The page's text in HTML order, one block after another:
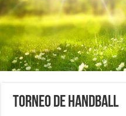
Torneo de Handball